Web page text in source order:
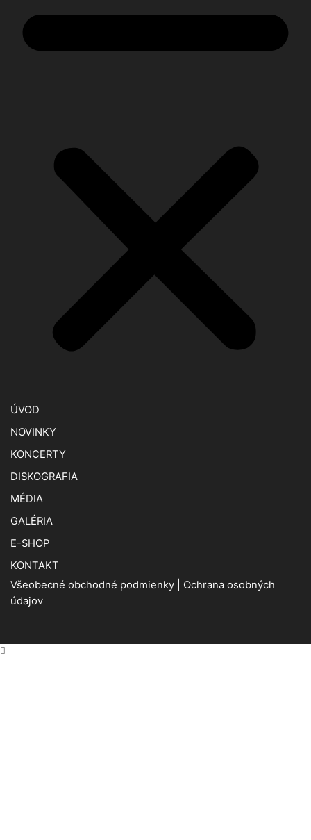
ÚVOD
NOVINKY
KONCERTY
DISKOGRAFIA
MÉDIA
GALÉRIA
E-SHOP
KONTAKT
Všeobecné obchodné podmienky
Ochrana osobných
údajov